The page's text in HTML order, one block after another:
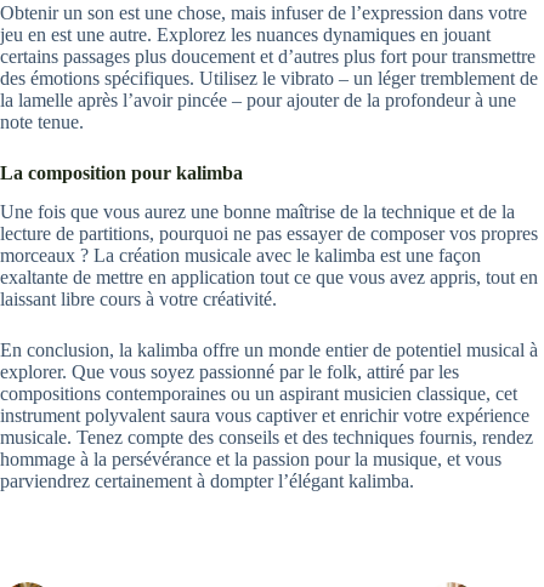
Obtenir un son est une chose, mais infuser de l’expression dans votre
jeu en est une autre. Explorez les nuances dynamiques en jouant
certains passages plus doucement et d’autres plus fort pour transmettre
des émotions spécifiques. Utilisez le vibrato – un léger tremblement de
la lamelle après l’avoir pincée – pour ajouter de la profondeur à une
note tenue.
La composition pour kalimba
Une fois que vous aurez une bonne maîtrise de la technique et de la
lecture de partitions, pourquoi ne pas essayer de composer vos propres
morceaux ? La création musicale avec le kalimba est une façon
exaltante de mettre en application tout ce que vous avez appris, tout en
laissant libre cours à votre créativité.
En conclusion, la kalimba offre un monde entier de potentiel musical à
explorer. Que vous soyez passionné par le folk, attiré par les
compositions contemporaines ou un aspirant musicien classique, cet
instrument polyvalent saura vous captiver et enrichir votre expérience
musicale. Tenez compte des conseils et des techniques fournis, rendez
hommage à la persévérance et la passion pour la musique, et vous
parviendrez certainement à dompter l’élégant kalimba.